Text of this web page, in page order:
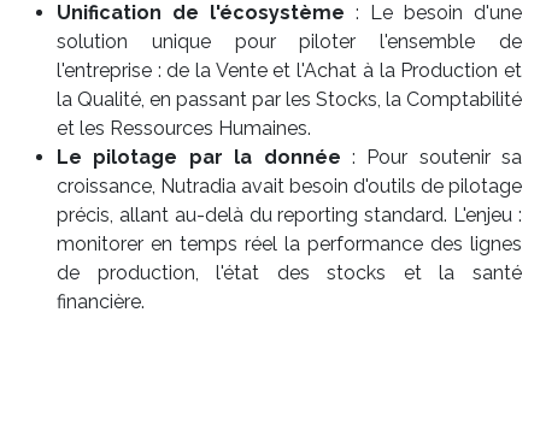
Unification de l'écosystème : Le besoin d'une
solution unique pour piloter l'ensemble de
l'entreprise : de la Vente et l'Achat à la Production et
la Qualité, en passant par les Stocks, la Comptabilité
et les Ressources Humaines.
Le pilotage par la donnée : Pour soutenir sa
croissance, Nutradia avait besoin d'outils de pilotage
précis, allant au-delà du reporting standard. L'enjeu :
monitorer en temps réel la performance des lignes
de production, l'état des stocks et la santé
financière.